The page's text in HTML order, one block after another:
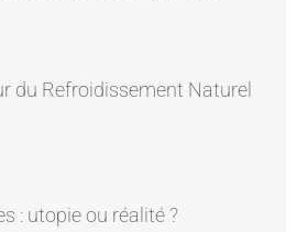
du Refroidissement Naturel
: utopie ou réalité ?